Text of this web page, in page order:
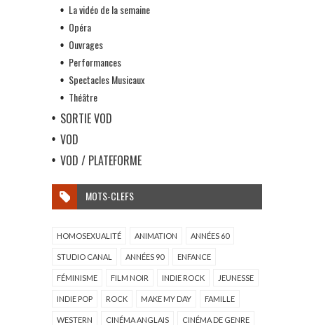
La vidéo de la semaine
Opéra
Ouvrages
Performances
Spectacles Musicaux
Théâtre
SORTIE VOD
VOD
VOD / PLATEFORME
MOTS-CLEFS
HOMOSEXUALITÉ ANIMATION ANNÉES 60
STUDIO CANAL ANNÉES 90 ENFANCE
FÉMINISME FILM NOIR INDIE ROCK JEUNESSE
INDIE POP ROCK MAKE MY DAY FAMILLE
WESTERN CINÉMA ANGLAIS CINÉMA DE GENRE